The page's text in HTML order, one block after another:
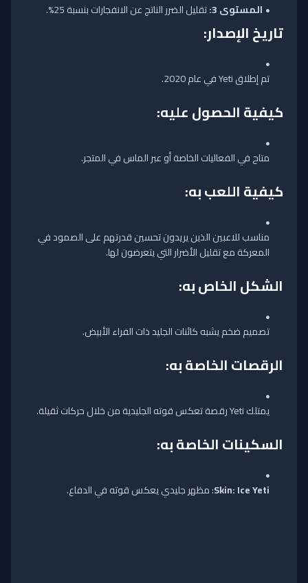
المستوى 3:
تقليل الضرر الناتج عن الانفجارات بنسبة 25%.
تاريخ الإصدار:
تم إطلاق Yeti في عام 2020.
كيفية الحصول عليه:
متاح في الفعاليات الخاصة أو عبر الماس في المتجر.
كيفية اللعب به:
مناسب للاعبين الذين يريدون تحسين قدرتهم على الصمود في
المعركة مع تقليل الأضرار التي يتعرضون لها.
الشكل الخاص به:
تصميم ضخم يشبه كائنات الجليد ذات الفراء الأبيض.
الرقصات الخاصة به:
يمتلك Yeti رقصة تعكس قوته الجليدية من خلال حركات ثقيلة.
السكينات الخاصة به:
Skin: Ice Yeti: مظهر جليدي يعكس قوته في الدفاع.